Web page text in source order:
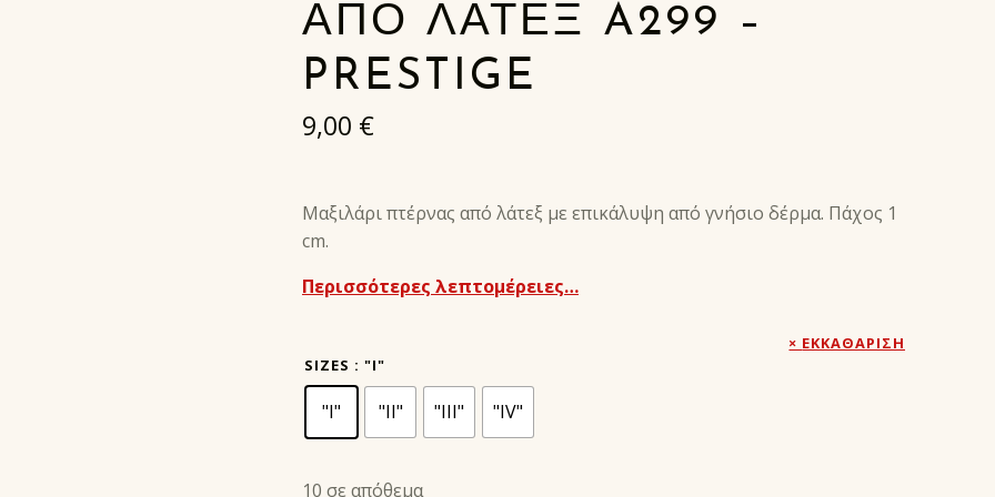
ΑΠΟ ΛΑΤΕΞ A299 –
PRESTIGE
9,00 €
Μαξιλάρι πτέρνας από λάτεξ με επικάλυψη από γνήσιο δέρμα. Πάχος 1
cm.
Περισσότερες λεπτομέρειες…
SIZES : "I"
"I" "II" "III" "IV"
ΕΚΚΑΘΆΡΙΣΗ
10 σε απόθεμα